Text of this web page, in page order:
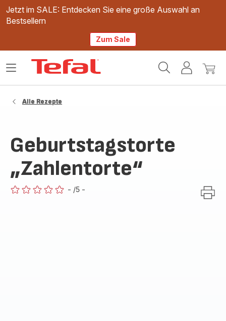
Jetzt im SALE: Entdecken Sie eine große Auswahl an
Bestsellern
Zum Sale
Mein
Mein
Das
Alle Rezepte
Geburtstagstorte
„Zahlentorte“
- /5 -